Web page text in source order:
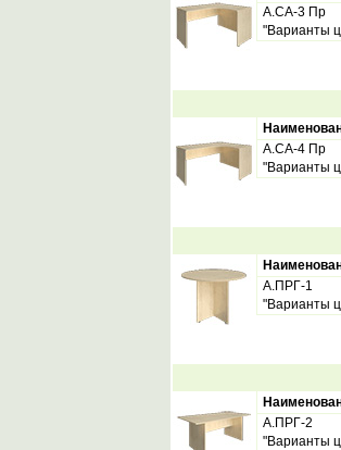
А.СА-3 Пр
"Варианты
А.СА-4 Пр
"Варианты
А.ПРГ-1
"Варианты
А.ПРГ-2
"Варианты